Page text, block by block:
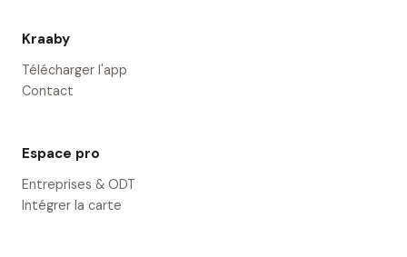
Kraaby
Télécharger l'app
Contact
Espace pro
Entreprises & ODT
Intégrer la carte